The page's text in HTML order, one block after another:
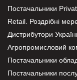
Постачальники
Retail. Роздрібні
Дистрибутори
Агропромисловий
Постачальники
Постачальники